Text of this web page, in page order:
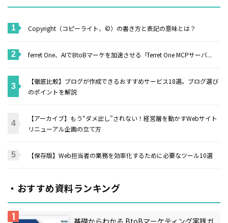
Copyright（コピーライト、©）の書き方と表記の意味とは？
ferret One、AIでBtoBマーケを加速させる「ferret One MCPサーバ...
【徹底比較】ブログが作成できるおすすめサービス18選。ブログ選び
のポイントを解説
【アーカイブ】もう“ダメ出し”されない！経営層を動かすWebサイト
リニューアル企画の立て方
【保存版】Web担当者の業務を効率化するために必要なツール10選
・おすすめ資料ランキング
基礎からわかる BtoBマーケティング実践ガ